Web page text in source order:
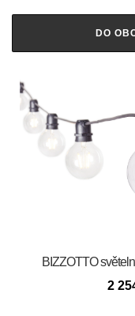
DO
BIZZOTTO
2